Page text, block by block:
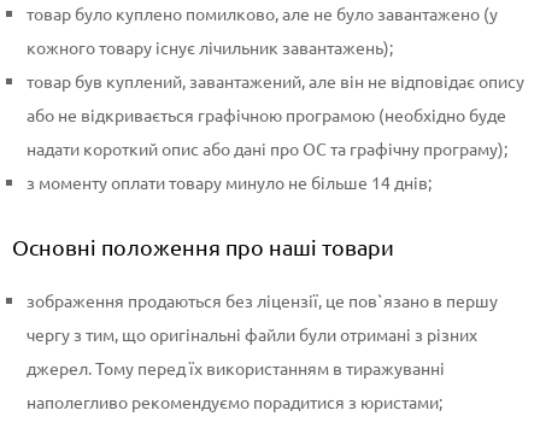
товар було куплено помилково, але не було завантажено (у
кожного товару існує лічильник завантажень);
товар був куплений, завантажений, але він не відповідає опису
або не відкривається графічною програмою (необхідно буде
надати короткий опис або дані про ОС та графічну програму);
з моменту оплати товару минуло не більше 14 днів;
Основні положення про наші товари
зображення продаються без ліцензії, це пов`язано в першу
чергу з тим, що оригінальні файли були отримані з різних
джерел. Тому перед їх використанням в тиражуванні
наполегливо рекомендуємо порадитися з юристами;